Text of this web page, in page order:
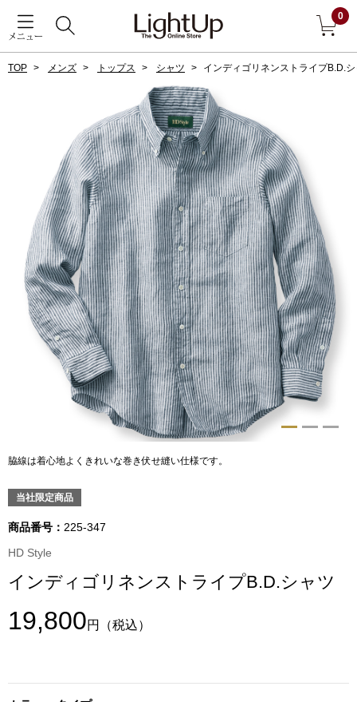
メニュー
0
すべて見る
ダーウェア
戻る
アウター
ジャケット
コート
ブルゾン
その他
トップス
Tシャツ／カッ
セーター／カ
TOP メンズ トップス シャツ インディゴリネンストライプB.D.
脇線は着心地よくきれいな巻き伏せ縫い仕様です。
当社限定商品
商品番号： 225-347
HD Style
インディゴリネンストライプB.D.シャツ
19,800円 （税込）